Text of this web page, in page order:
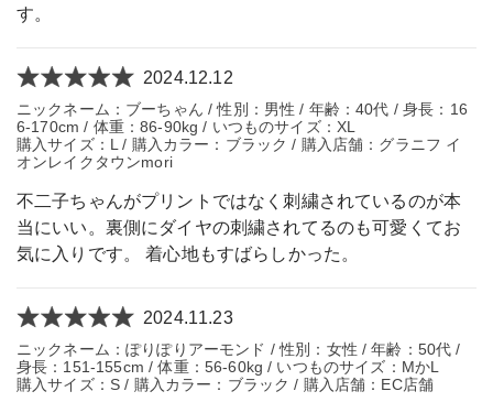
す。
2024.12.12
ニックネーム：ブーちゃん / 性別：男性 / 年齢：40代 / 身長：16
6-170cm / 体重：86-90kg / いつものサイズ：XL
購入サイズ：L / 購入カラー：ブラック / 購入店舗：グラニフ イ
オンレイクタウンmori
不二子ちゃんがプリントではなく刺繍されているのが本
当にいい。裏側にダイヤの刺繍されてるのも可愛くてお
気に入りです。 着心地もすばらしかった。
2024.11.23
ニックネーム：ぽりぽりアーモンド / 性別：女性 / 年齢：50代 /
身長：151-155cm / 体重：56-60kg / いつものサイズ：MかL
購入サイズ：S / 購入カラー：ブラック / 購入店舗：EC店舗